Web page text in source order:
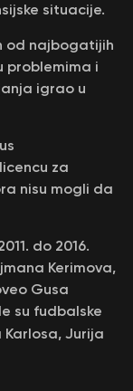
situacije.
od najbogatijih
problemima i
igrao u
za
nisu mogli da
do 2016.
Kerimova,
Gusa
su fudbalske
Karlosa, Jurija